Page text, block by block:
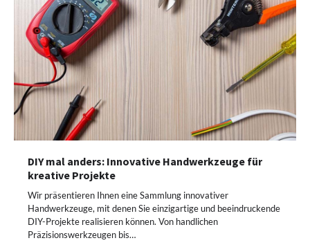
DIY mal anders: Innovative Handwerkzeuge für
kreative Projekte
Wir präsentieren Ihnen eine Sammlung innovativer
Handwerkzeuge, mit denen Sie einzigartige und beeindruckende
DIY-Projekte realisieren können. Von handlichen
Präzisionswerkzeugen bis…